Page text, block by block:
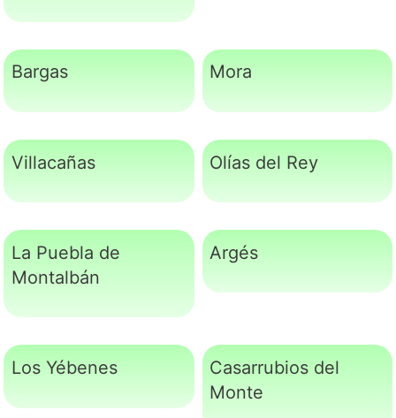
Bargas Mora
Villacañas Olías del Rey
La Puebla de
Montalbán
Argés
Los Yébenes
Casarrubios del
Monte